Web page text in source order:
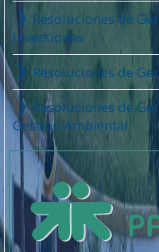
Resoluciones de
Inversiones
Resoluciones de
Resoluciones de
Gestión Ambiental